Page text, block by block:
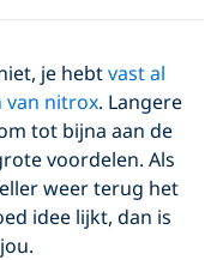
je hebtvast al
van nitrox. Langere
tot bijna aan de
voordelen. Als
weer terug het
idee lijkt, dan is